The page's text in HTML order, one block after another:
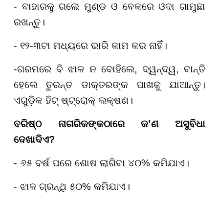
- ବାହାରକୁ ଗଲେ ମୁଣ୍ଡ ଓ ବେକରେ ଓଦା ଗାମୁଛା
ରଖନ୍ତୁ।
- ୧୨-୩ଟା ମଧ୍ୟରେ ଭାରି କାମ କର ନାହିଁ।
-ଗରମରେ ବି ଝାଳ ନ ବୋହିଲେ, ଦ୍ୱନ୍ଦ୍ୱ, ବାନ୍ତି
ହେଲେ ତୁରନ୍ତ ଡାକ୍ତରଙ୍କ ପାଖକୁ ଯାଆନ୍ତୁ।
ଏଗୁଡ଼ିକ ହିଟ୍ ଷ୍ଟ୍ରୋକ୍ ଲକ୍ଷଣ।
ବରିଷ୍ଠ ନାଗରିକଙ୍କଠାରେ କ’ଣ ଅସୁବିଧା
ଦେଖାଦିଏ?
- ୬୫ ବର୍ଷ ପରେ ଶୋଷ ଲାଗିବା ୪୦% କମିଯାଏ।
- ଝାଳ ଗ୍ରନ୍ଥି ୫୦% କମିଯାଏ।